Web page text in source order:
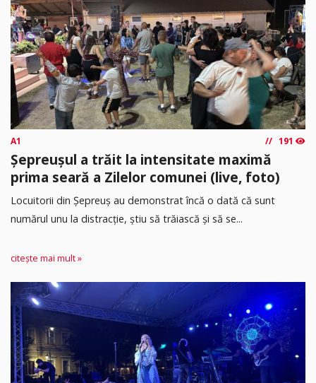
A1 191
Șepreușul a trăit la intensitate maximă
prima seară a Zilelor comunei (live, foto)
Locuitorii din Șepreuș au demonstrat încă o dată că sunt
numărul unu la distracție, știu să trăiască și să se...
citește mai mult »